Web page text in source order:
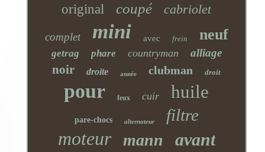
original coupé cabriolet
complet mini avec frein neuf
getrag phare countryman alliage
noir droite année clubman droit
pour feux cuir huile
pare-chocs alternateur filtre
moteur mann avant